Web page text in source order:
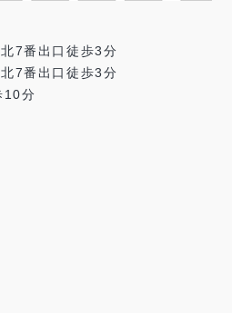
7番出口徒歩3分
7番出口徒歩3分
分